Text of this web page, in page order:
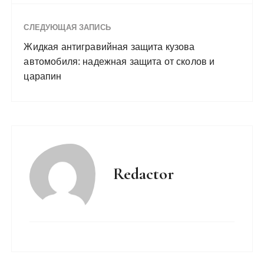
СЛЕДУЮЩАЯ ЗАПИСЬ
Жидкая антигравийная защита кузова
автомобиля: надежная защита от сколов и
царапин
Redactor